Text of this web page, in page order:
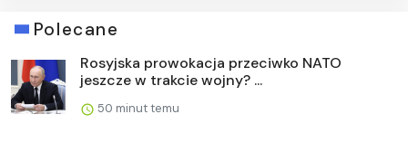
Polecane
Rosyjska prowokacja przeciwko NATO
jeszcze w trakcie wojny? ...
50 minut temu